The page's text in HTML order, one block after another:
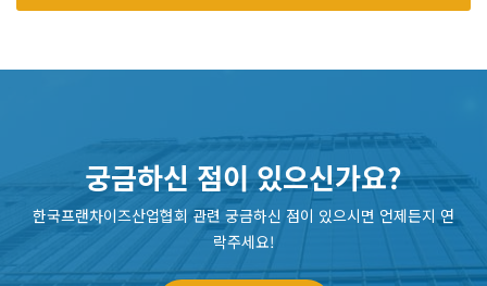
궁금하신 점이 있으신가요?
한국프랜차이즈산업협회 관련 궁금하신 점이 있으시면 언제든지 연
락주세요!